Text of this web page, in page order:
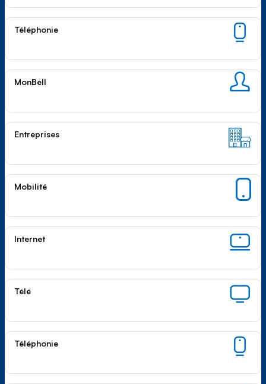
Téléphonie
MonBell
Entreprises
Mobilité
Internet
Télé
Téléphonie